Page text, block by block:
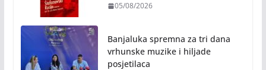
05/08/2026
Banjaluka spremna za tri dana
vrhunske muzike i hiljade
posjetilaca